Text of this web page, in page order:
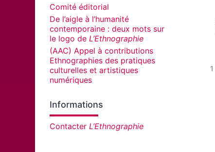
Comité éditorial
De l’aigle à l’humanité
contemporaine : deux mots sur
le logo de L’Ethnographie
(AAC) Appel à contributions
Ethnographies des pratiques
culturelles et artistiques
numériques
Informations
Contacter L’Ethnographie